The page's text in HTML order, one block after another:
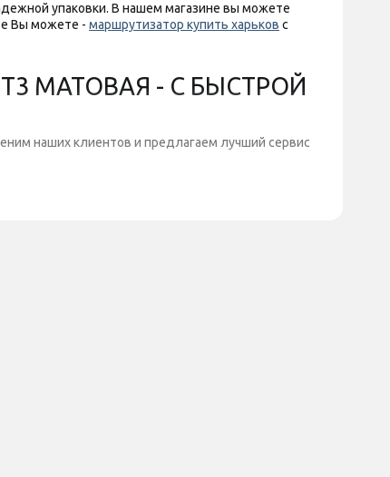
упаковки. В нашем магазине вы можете
Вы можете - маршрутизатор купить харьков с
МАТОВАЯ - С БЫСТРОЙ
наших клиентов и предлагаем лучший сервис